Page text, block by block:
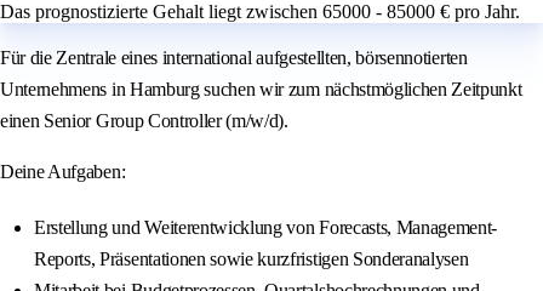
Das prognostizierte Gehalt liegt zwischen 65000 - 85000 € pro Jahr.
Für die Zentrale eines international aufgestellten, börsennotierten
Unternehmens in Hamburg suchen wir zum nächstmöglichen Zeitpunkt
einen Senior Group Controller (m/w/d).
Deine Aufgaben:
Erstellung und Weiterentwicklung von Forecasts, Management-
Reports, Präsentationen sowie kurzfristigen Sonderanalysen